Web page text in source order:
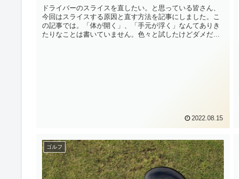
ドライバーのスライスを直したい。と思っている皆さん、
今回はスライスする原因と直す方法を記事にしました。こ
の記事では。「体が開く」、「手元が浮く」なんてありき
たりなことは書いていません。色々と試したけどダメだっ
2022.08.15
ゴルフ